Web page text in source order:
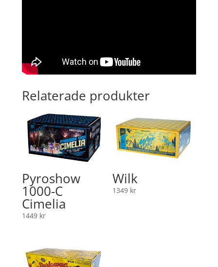
Relaterade produkter
Pyroshow
1000-C
Cimelia
1449 kr
Wilk
1349 kr